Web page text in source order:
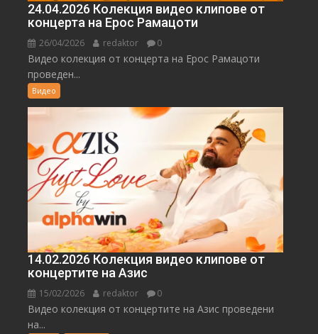
24.04.2026 Колекция видео клипове от
концерта на Ерос Рамацоти
26/04/2026 redaktor 0
Видео колекция от концерта на Ерос Рамацоти
проведен...
Видео
14.02.2026 Колекция видео клипове от
концертите на Азис
15/02/2026 redaktor 0
Видео колекция от концертите на Азис проведени
на...